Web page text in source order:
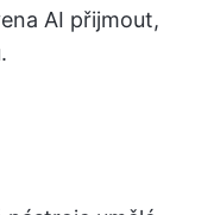
AI přijmout,